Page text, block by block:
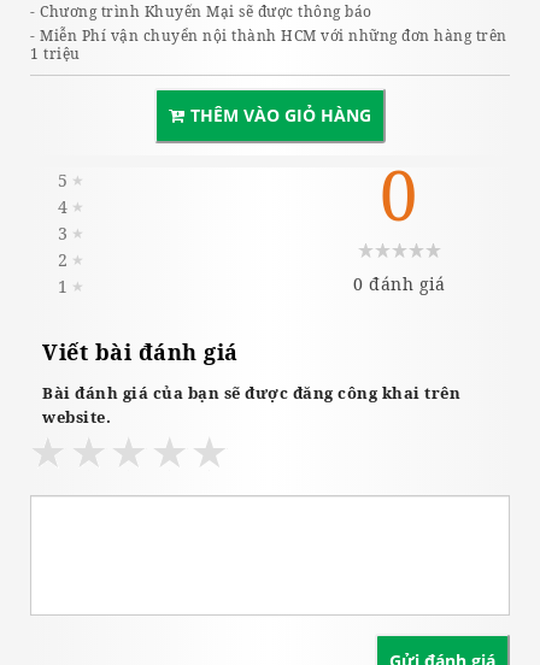
- Chương trình Khuyến Mại sẽ được thông báo
- Miễn Phí vận chuyển nội thành HCM với những đơn hàng trên
1 triệu
THÊM VÀO GIỎ HÀNG
5 ★
4 ★
3 ★
2 ★
1 ★
0
0 đánh giá
Viết bài đánh giá
Bài đánh giá của bạn sẽ được đăng công khai trên
website.